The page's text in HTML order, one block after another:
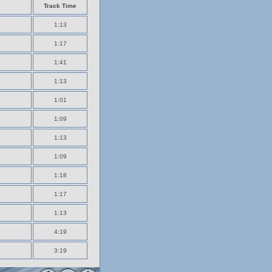
Track Time
1:13
1:17
1:41
1:13
1:01
1:09
1:13
1:09
1:18
1:17
1:13
4:19
3:19